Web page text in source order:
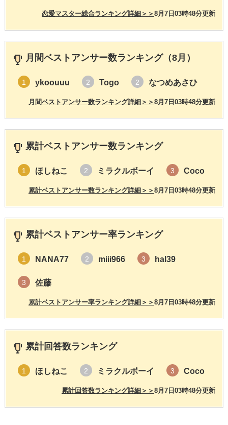
8月7日03時48分更新
恋愛マスター総合ランキング詳細＞＞
月間ベストアンサー数ランキング（8月）
1 ykoouuu 2 Togo 2 なつめあさひ
8月7日03時48分更新
月間ベストアンサー数ランキング詳細＞＞
累計ベストアンサー数ランキング
1 ほしねこ 2 ミラクルボーイ 3 Coco
8月7日03時48分更新
累計ベストアンサー数ランキング詳細＞＞
累計ベストアンサー率ランキング
1 NANA77 2 miii966 3 hal39
3 佐藤
8月7日03時48分更新
累計ベストアンサー率ランキング詳細＞＞
累計回答数ランキング
1 ほしねこ 2 ミラクルボーイ 3 Coco
8月7日03時48分更新
累計回答数ランキング詳細＞＞